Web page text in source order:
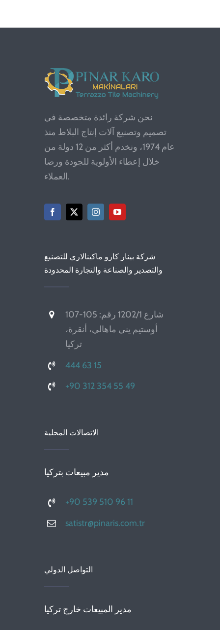
نحن شركة رائدة متخصصة في
تصميم وتصنيع آلات إنتاج البلاط منذ
عام 1974، ونخدم أكثر من 12 دولة من
خلال إعطاء الأولوية للجودة ورضا
العملاء.
شركة بينار كارو ماكينالاري للتصنيع
والتصدير والصناعة والتجارة المحدودة
شارع 1202/1 رقم: 105-107
أوستيم يني ماهالي، أنقرة،
تركيا
444 63 15
+90 312 354 55 49
الاتصالات المحلية
مدير مبيعات بتركيا
+90 539 510 96 11
satistr@pinaris.com.tr
التواصل الدولي
مدير المبيعات خارج تركيا